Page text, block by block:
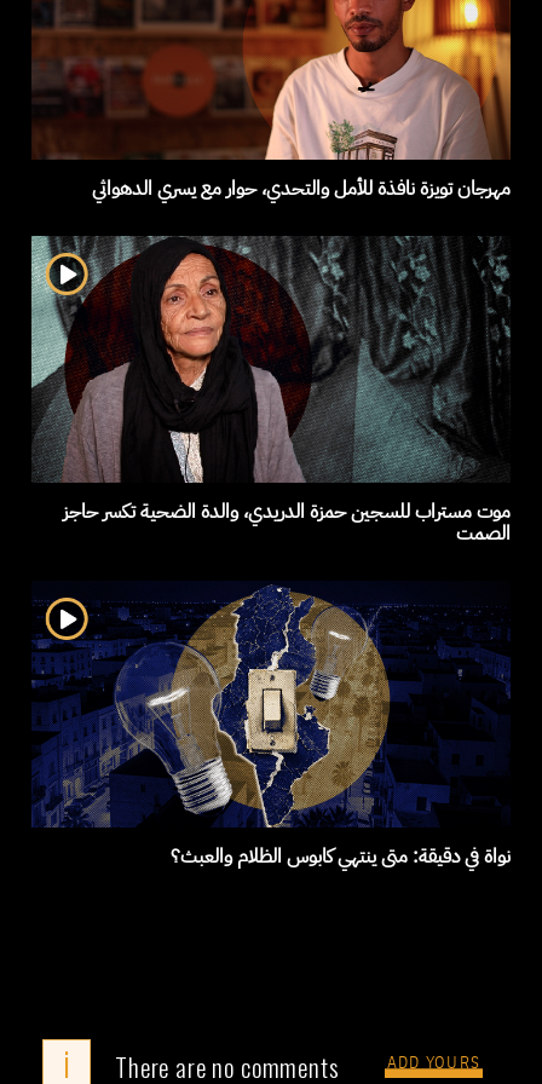
مهرجان تويزة نافذة للأمل والتحدي، حوار مع يسري الدهواثي
موت مستراب للسجين حمزة الدريدي، والدة الضحية تكسر حاجز
الصمت
نواة في دقيقة: متى ينتهي كابوس الظلام والعبث؟
i There are no comments ADD YOURS